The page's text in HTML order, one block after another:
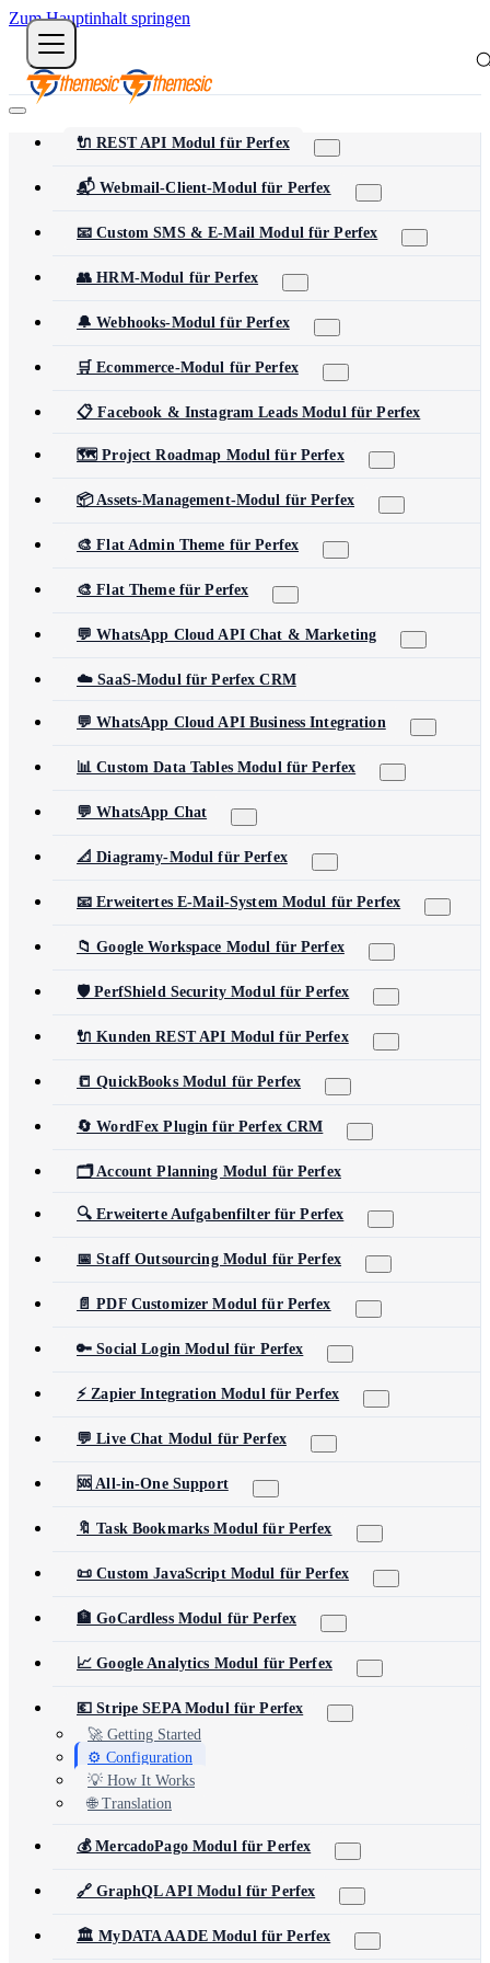
Zum Hauptinhalt springen
🔌 REST API Modul für Perfex
📬 Webmail-Client-Modul für Perfex
📧 Custom SMS & E-Mail Modul für Perfex
👥 HRM-Modul für Perfex
🔔 Webhooks-Modul für Perfex
🛒 Ecommerce-Modul für Perfex
📋 Facebook & Instagram Leads Modul für Perfex
🗺️ Project Roadmap Modul für Perfex
📦 Assets-Management-Modul für Perfex
🎨 Flat Admin Theme für Perfex
🎨 Flat Theme für Perfex
💬 WhatsApp Cloud API Chat & Marketing
☁️ SaaS-Modul für Perfex CRM
💬 WhatsApp Cloud API Business Integration
📊 Custom Data Tables Modul für Perfex
💬 WhatsApp Chat
📐 Diagramy-Modul für Perfex
📧 Erweitertes E-Mail-System Modul für Perfex
📁 Google Workspace Modul für Perfex
🛡️ PerfShield Security Modul für Perfex
🔌 Kunden REST API Modul für Perfex
📒 QuickBooks Modul für Perfex
🔄 WordFex Plugin für Perfex CRM
🗂️ Account Planning Modul für Perfex
🔍 Erweiterte Aufgabenfilter für Perfex
📅 Staff Outsourcing Modul für Perfex
📄 PDF Customizer Modul für Perfex
🔑 Social Login Modul für Perfex
⚡ Zapier Integration Modul für Perfex
💬 Live Chat Modul für Perfex
🆘 All-in-One Support
🔖 Task Bookmarks Modul für Perfex
📜 Custom JavaScript Modul für Perfex
🏦 GoCardless Modul für Perfex
📈 Google Analytics Modul für Perfex
💶 Stripe SEPA Modul für Perfex
🚀 Getting Started
⚙️ Configuration
💡 How It Works
🌐 Translation
💰 MercadoPago Modul für Perfex
🔗 GraphQL API Modul für Perfex
🏛️ MyDATA AADE Modul für Perfex